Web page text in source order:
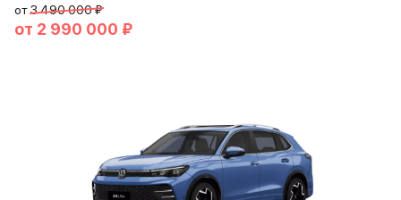
от3 490 000 ₽
от 2 990 000 ₽